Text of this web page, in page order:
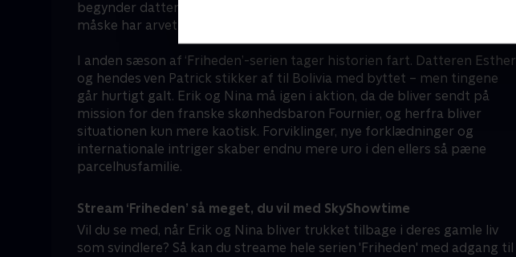
begynder datteren Esther at stille spørgsmål og vise tegn på, at hun
måske har arvet mere end bare sine forældres intelligens.
I anden sæson af ‘Friheden’-serien tager historien fart. Datteren Esther
og hendes ven Patrick stikker af til Bolivia med byttet – men tingene
går hurtigt galt. Erik og Nina må igen i aktion, da de bliver sendt på
mission for den franske skønhedsbaron Fournier, og herfra bliver
situationen kun mere kaotisk. Forviklinger, nye forklædninger og
internationale intriger skaber endnu mere uro i den ellers så pæne
parcelhusfamilie.
Stream ‘Friheden’ så meget, du vil med SkyShowtime
Vil du se med, når Erik og Nina bliver trukket tilbage i deres gamle liv
som svindlere? Så kan du streame hele serien 'Friheden' med adgang til